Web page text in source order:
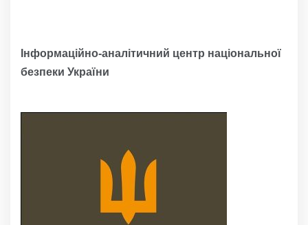
Інформаційно-аналітичний центр національної
безпеки України